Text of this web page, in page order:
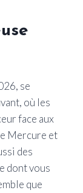
se
où les
face aux
Mercure et
des
dont vous
que